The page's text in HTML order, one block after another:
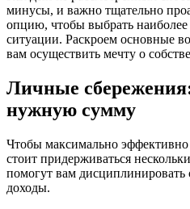
минусы, и важно тщательно
опцию, чтобы выбрать
ситуации. Раскроем основные
вам осуществить мечту о
Личные
нужную сумму
Чтобы максимально
стоит придерживаться
помогут вам дисциплинировать
доходы.